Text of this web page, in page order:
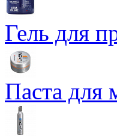
Гель для
Паста для